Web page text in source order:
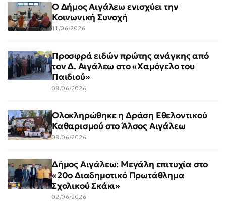
Ο Δήμος Αιγάλεω ενισχύει την
Κοινωνική Συνοχή
11/06/2026
Προσφρά ειδών πρώτης ανάγκης από
τον Δ. Αιγάλεω στο «Χαμόγελο του
Παιδιού»
08/06/2026
Ολοκληρώθηκε η Δράση Εθελοντικού
Καθαρισμού στο Άλσος Αιγάλεω
08/06/2026
Δήμος Αιγάλεω: Μεγάλη επιτυχία στο
«20ο Διαδημοτικό Πρωτάθλημα
Σχολικού Σκάκι»
02/06/2026